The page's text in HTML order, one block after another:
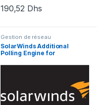
190,52 Dhs
Gestion de réseau
SolarWinds Additional
Polling Engine for
Licenses (Standard Polling